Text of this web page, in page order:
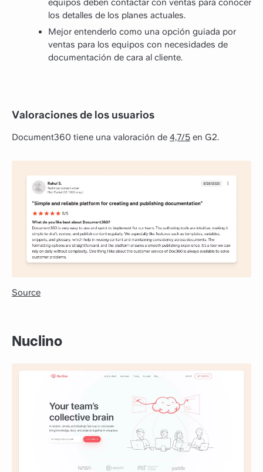
equipos deben contactar con ventas para conocer
los detalles de los planes actuales.
Mejor entenderlo como una opción guiada por
ventas para los equipos con necesidades de
documentación de cara al cliente.
Valoraciones de los usuarios
Document360 tiene una valoración de 4,7/5 en G2.
Source
Nuclino